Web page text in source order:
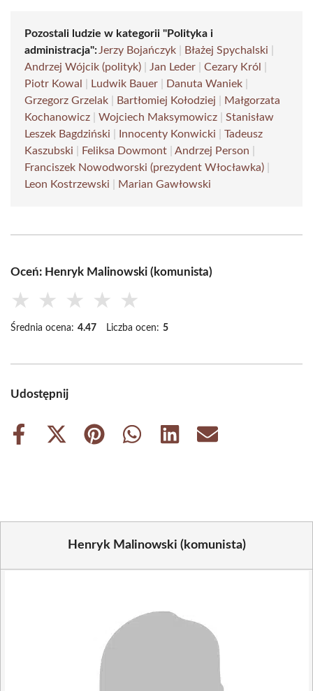
Pozostali ludzie w kategorii "Polityka i
administracja": Jerzy Bojańczyk Błażej Spychalski
Andrzej Wójcik (polityk)
Jan Leder Cezary Król
Piotr Kowal
Ludwik Bauer Danuta Waniek
Grzegorz Grzelak
Bartłomiej Kołodziej
Małgorzata
Kochanowicz
Wojciech Maksymowicz
Stanisław
Leszek Bagdziński
Innocenty Konwicki
Tadeusz
Kaszubski
Feliksa Dowmont Andrzej Person
Franciszek Nowodworski (prezydent Włocławka)
Leon Kostrzewski
Marian Gawłowski
Oceń: Henryk Malinowski (komunista)
★ ★ ★ ★ ★
Średnia ocena: 4.47 Liczba ocen: 5
Udostępnij
Share
Share
Share
Share
Share
Share
Henryk Malinowski (komunista)